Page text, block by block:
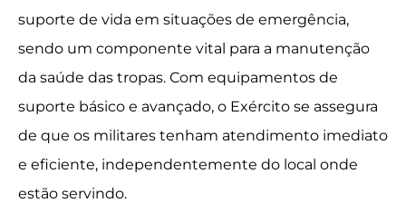
suporte de vida em situações de emergência,
sendo um componente vital para a manutenção
da saúde das tropas. Com equipamentos de
suporte básico e avançado, o Exército se assegura
de que os militares tenham atendimento imediato
e eficiente, independentemente do local onde
estão servindo.